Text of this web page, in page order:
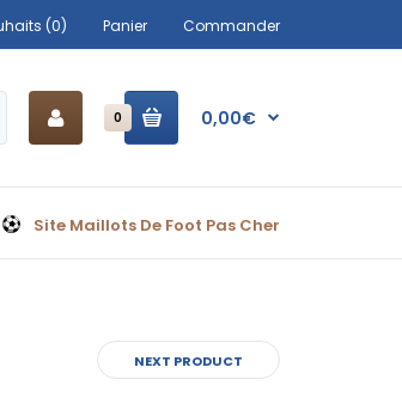
(0) Panier Commander
0 0,00€
Site Maillots De Foot Pas Cher
NEXT PRODUCT